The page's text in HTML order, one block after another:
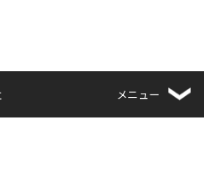
メニュー